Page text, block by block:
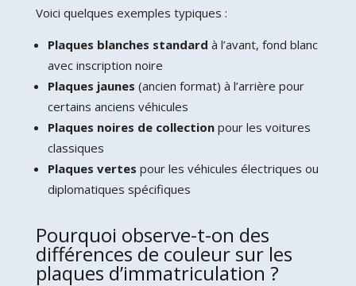
Voici quelques exemples typiques :
Plaques blanches standard à l’avant, fond blanc
avec inscription noire
Plaques jaunes (ancien format) à l’arrière pour
certains anciens véhicules
Plaques noires de collectionpour les voitures
classiques
Plaques vertes pour les véhicules électriques ou
diplomatiques spécifiques
Pourquoi observe-t-on des
différences de couleur sur les
plaques d’immatriculation ?